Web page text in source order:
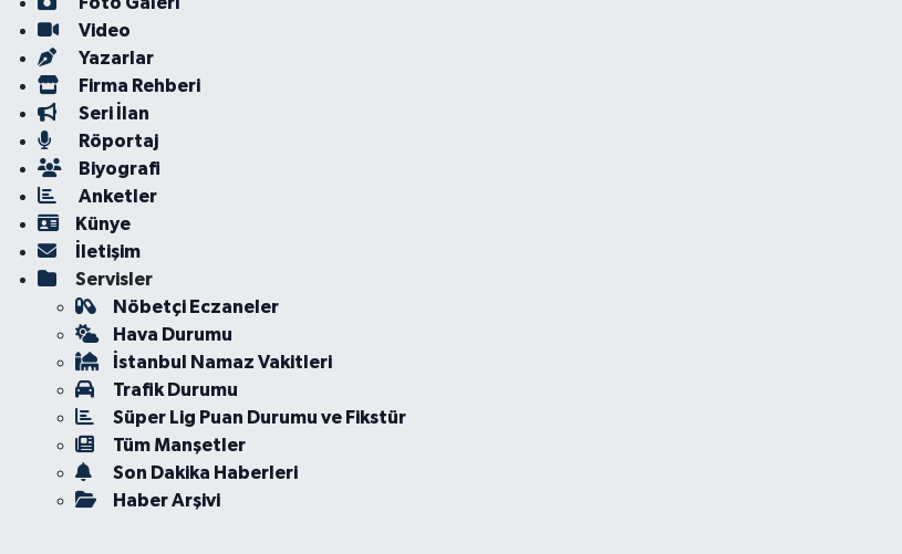
Video
Yazarlar
Firma Rehberi
Seri İlan
Röportaj
Biyografi
Anketler
Künye
İletişim
Servisler
Nöbetçi Eczaneler
Hava Durumu
İstanbul Namaz Vakitleri
Trafik Durumu
Süper Lig Puan Durumu ve Fikstür
Tüm Manşetler
Son Dakika Haberleri
Haber Arşivi